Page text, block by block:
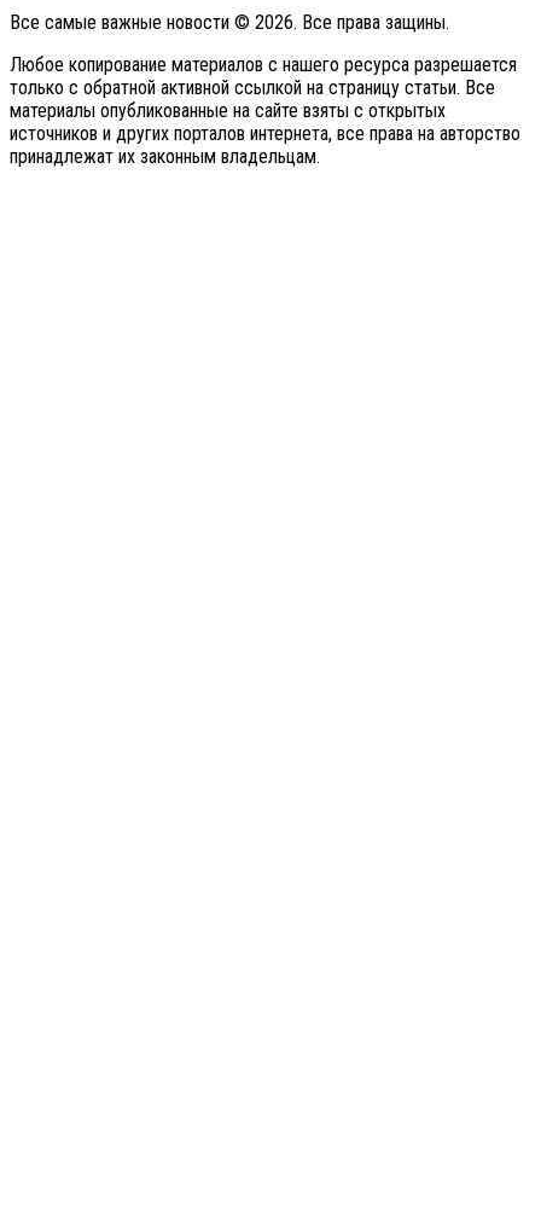
Все самые важные новости © 2026. Все права защины.
Любое копирование материалов с нашего ресурса разрешается
только с обратной активной ссылкой на страницу статьи. Все
материалы опубликованные на сайте взяты с открытых
источников и других порталов интернета, все права на авторство
принадлежат их законным владельцам.